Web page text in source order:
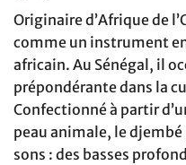
Originaire d’Afrique de
comme un instrument
africain. Au Sénégal, il
prépondérante dans la
Confectionné à partir
peau animale, le
sons : des basses